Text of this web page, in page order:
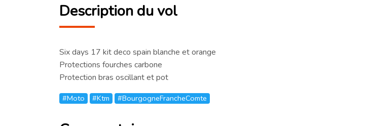
Description du vol
Six days 17 kit deco spain blanche et orange
Protections fourches carbone
Protection bras oscillant et pot
#Moto #Ktm #BourgogneFrancheComte